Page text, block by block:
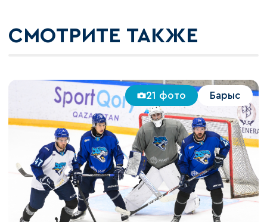
СМОТРИТЕ ТАКЖЕ
21 фото Барыс